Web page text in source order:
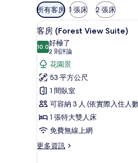
可
用
的
客
房
篩
選
條
件
所有客房 1 張床 2 張床
顯
示
客
房
(Forest
View
Suite)
的
所
有
5
客房 (Forest View Suite)
10.010.0 分，滿分 10 分
好極了
2 則評論
(2
則
評
論)
花園景
53 平方公尺
1 間臥室
可容納 3 人 (依實際入住人
1 張特大雙人床
免費無線上網
更多資訊
更